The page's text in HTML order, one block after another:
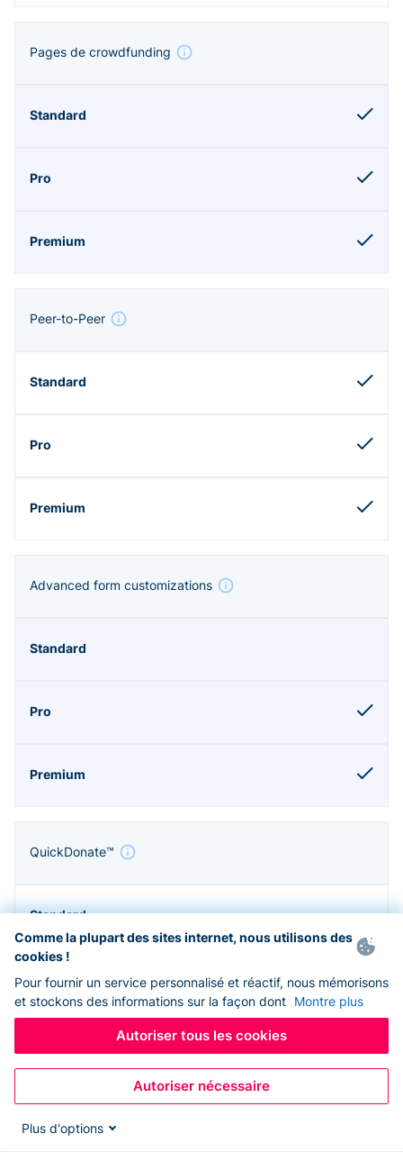
Pages de crowdfunding
Peer-to-Peer
Advanced form customizations
QuickDonate™
Comme la plupart des sites internet, nous utilisons des
cookies !
Pour fournir un service personnalisé et réactif, nous mémorisons
et stockons des informations sur la façon dont Montre plus
Autoriser tous les cookies
Autoriser nécessaire
Plus d'options